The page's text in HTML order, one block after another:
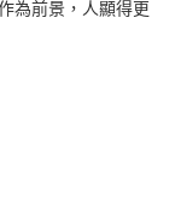
為前景，人顯得更